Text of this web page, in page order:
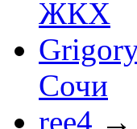
ЖКХ
Сочи
ree4 →